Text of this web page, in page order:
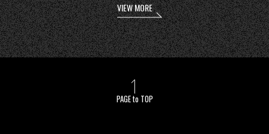
VIEW MORE
PAGE to TOP